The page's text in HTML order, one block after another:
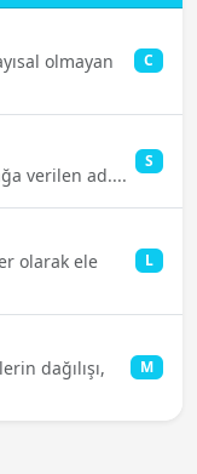
olmayan
C
verilen ad....
S
olarak ele
L
dağılışı,
M